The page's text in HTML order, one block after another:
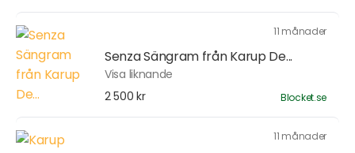
11 månader
Senza Sängram från Karup De...
Visa liknande
2 500 kr
Blocket.se
11 månader